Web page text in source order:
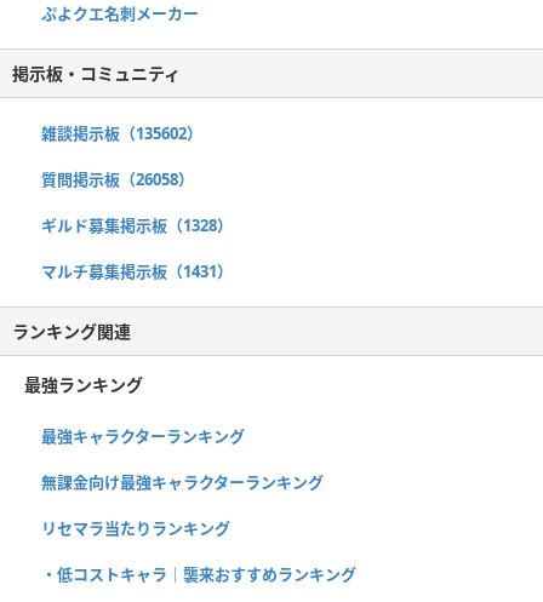
ぷよクエ名刺メーカー
掲示板・コミュニティ
雑談掲示板（135602）
質問掲示板（26058）
ギルド募集掲示板（1328）
マルチ募集掲示板（1431）
ランキング関連
最強ランキング
最強キャラクターランキング
無課金向け最強キャラクターランキング
リセマラ当たりランキング
・低コストキャラ｜襲来おすすめランキング